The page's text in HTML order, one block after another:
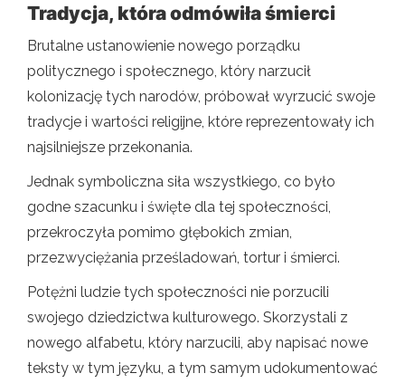
Tradycja, która odmówiła śmierci
Brutalne ustanowienie nowego porządku
politycznego i społecznego, który narzucił
kolonizację tych narodów, próbował wyrzucić swoje
tradycje i wartości religijne, które reprezentowały ich
najsilniejsze przekonania.
Jednak symboliczna siła wszystkiego, co było
godne szacunku i święte dla tej społeczności,
przekroczyła pomimo głębokich zmian,
przezwyciężania prześladowań, tortur i śmierci.
Potężni ludzie tych społeczności nie porzucili
swojego dziedzictwa kulturowego. Skorzystali z
nowego alfabetu, który narzucili, aby napisać nowe
teksty w tym języku, a tym samym udokumentować